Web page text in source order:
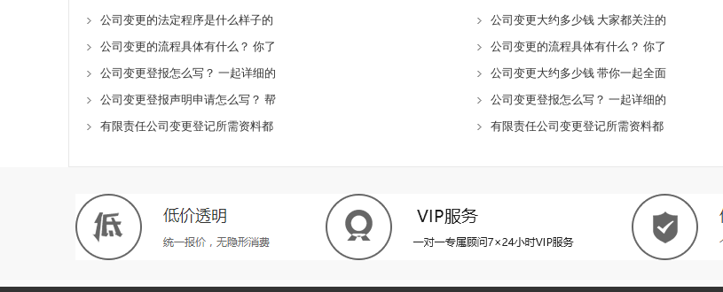
公司变更的法定程序是什么样子的
公司变更的流程具体有什么？ 你了
公司变更登报怎么写？ 一起详细的
公司变更登报声明申请怎么写？ 帮
有限责任公司变更登记所需资料都
公司变更大约多少钱 大家都关注的
公司变更的流程具体有什么？ 你了
公司变更大约多少钱 带你一起全面
公司变更登报怎么写？ 一起详细的
有限责任公司变更登记所需资料都